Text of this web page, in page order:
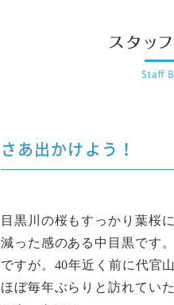
さあ出かけよう！
目黒川の桜もすっかり葉桜
減った感のある中目黒です
ですが。40年近く前に代官
ほぼ毎年ぶらりと訪れてい